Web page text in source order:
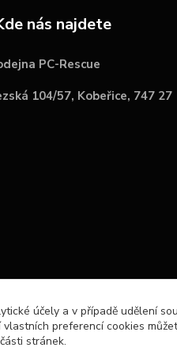
nás najdete
PC-Rescue
104/57, Kobeřice, 747 27
účely a v případě udělení
preferencí cookies
stránek.